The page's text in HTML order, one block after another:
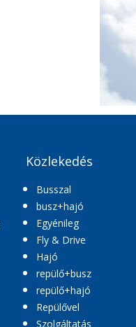
Közlekedés
Busszal
busz+hajó
Egyénileg
Fly & Drive
Hajó
repülő+busz
repülő+hajó
Repülővel
Szolgáltatás